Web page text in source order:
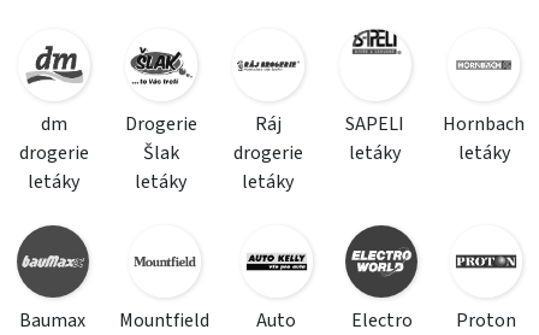
dm
drogerie
letáky
Drogerie
Šlak
letáky
Ráj
drogerie
letáky
SAPELI
letáky
Hornbach
letáky
Baumax
Mountfield
Auto
Electro
Proton